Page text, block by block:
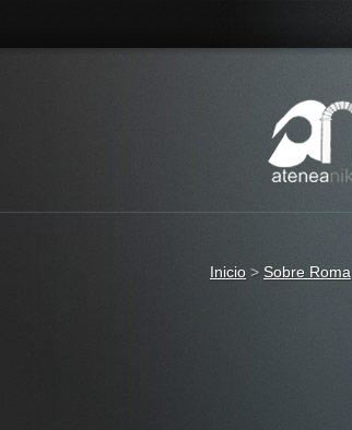
Inicio > Sobre Roma